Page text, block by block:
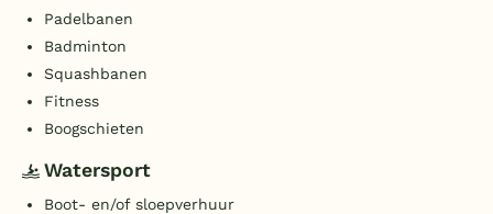
Padelbanen
Badminton
Squashbanen
Fitness
Boogschieten
Watersport
Boot- en/of sloepverhuur